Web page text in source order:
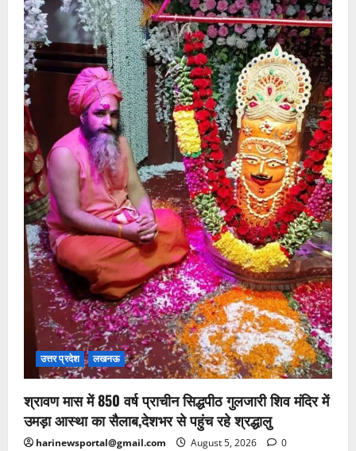
उत्तर प्रदेश लखनऊ
श्रावण मास में 850 वर्ष प्राचीन सिद्धपीठ गुलजारी शिव मंदिर में
उमड़ा आस्था का सैलाब,देशभर से पहुंच रहे श्रद्धालु
harinewsportal@gmail.com August 5, 2026 0